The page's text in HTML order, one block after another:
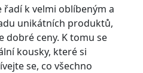
řadí k velmi oblíbeným a
unikátních produktů,
dobré ceny. K tomu se
kousky, které si
se, co všechno